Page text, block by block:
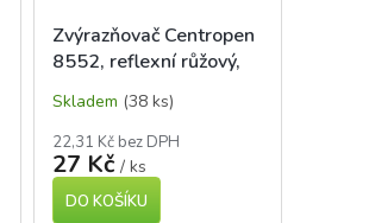
Zvýrazňovač Centropen
8552, reflexní růžový,
Skladem (38 ks)
22,31 Kč bez DPH
27 Kč / ks
DO KOŠÍKU